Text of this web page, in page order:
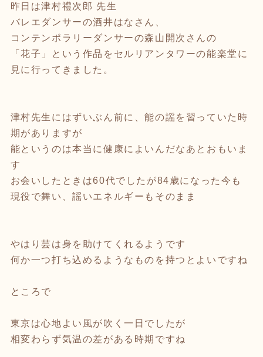
昨日は津村禮次郎 先生
バレエダンサーの酒井はなさん、
コンテンポラリーダンサーの森山開次さんの
「花子」という作品をセルリアンタワーの能楽堂に
見に行ってきました。
津村先生にはずいぶん前に、能の謡を習っていた時
期がありますが
能というのは本当に健康によいんだなあとおもいま
す
お会いしたときは60代でしたが84歳になった今も
現役で舞い、謡いエネルギーもそのまま
やはり芸は身を助けてくれるようです
何か一つ打ち込めるようなものを持つとよいですね
ところで
東京は心地よい風が吹く一日でしたが
相変わらず気温の差がある時期ですね